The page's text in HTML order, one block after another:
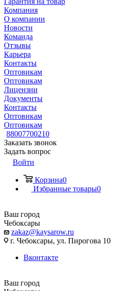
Компания
О компании
Новости
Команда
Отзывы
Карьера
Контакты
Оптовикам
Оптовикам
Лицензии
Документы
Контакты
Оптовикам
Оптовикам
88007700210
Заказать звонок
Задать вопрос
Войти
Корзина0
Избранные товары0
Ваш город
Чебоксары
zakaz@kaysarow.ru
г. Чебоксары, ул. Пирогова 10
Вконтакте
Ваш город